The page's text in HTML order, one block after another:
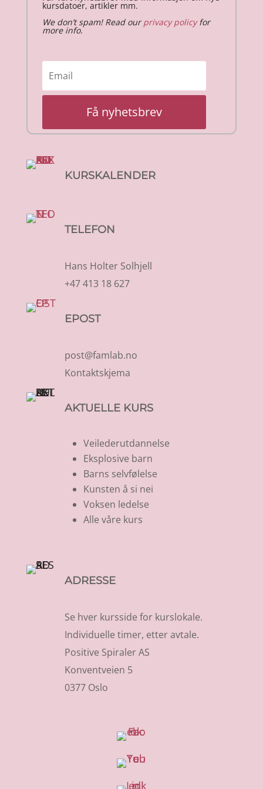
kursdatoer, artikler mm.
We don’t spam! Read ourprivacy policyfor
more info.
Få nyhetsbrev
KURSKALENDER
TELEFON
Hans Holter Solhjell
+47 413 18 627
EPOST
post@famlab.no
Kontaktskjema
AKTUELLE KURS
Veilederutdannelse
Eksplosive barn
Barns selvfølelse
Kunsten å si nei
Voksen ledelse
Alle våre kurs
ADRESSE
Se hver kursside for kurslokale.
Individuelle timer, etter avtale.
Positive Spiraler AS
Konventveien 5
0377 Oslo